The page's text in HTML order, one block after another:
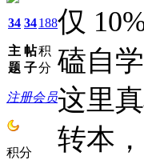
34
主
题
34
帖
子
188
积
分
注册会员
积分
仅
磕自
这里
转本